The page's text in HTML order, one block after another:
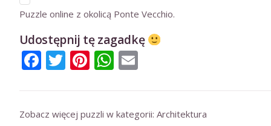
Puzzle online z okolicą Ponte Vecchio.
Udostępnij tę zagadkę
Facebook
Twitter
Pinterest
WhatsApp
Email
Zobacz więcej puzzli w kategorii: Architektura